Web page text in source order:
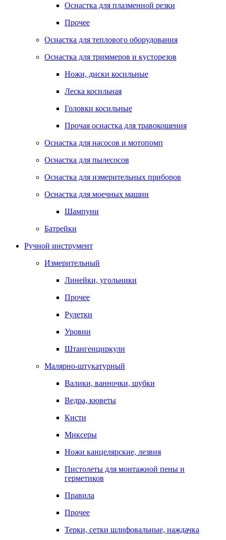
Оснастка для плазменной резки
Прочее
Оснастка для теплового оборудования
Оснастка для триммеров и кусторезов
Ножи, диски косильные
Леска косильная
Головки косильные
Прочая оснастка для травокошения
Оснастка для насосов и мотопомп
Оснастка для пылесосов
Оснастка для измерительных приборов
Оснастка для моечных машин
Шампуни
Батрейки
Ручной инструмент
Измерительный
Линейки, угольники
Прочее
Рулетки
Уровни
Штангенциркули
Малярно-штукатурный
Валики, ванночки, шубки
Ведра, кюветы
Кисти
Миксеры
Ножи канцелярские, лезвия
Пистолеты для монтажной пены и
герметиков
Правила
Прочее
Терки, сетки шлифовальные, наждачка